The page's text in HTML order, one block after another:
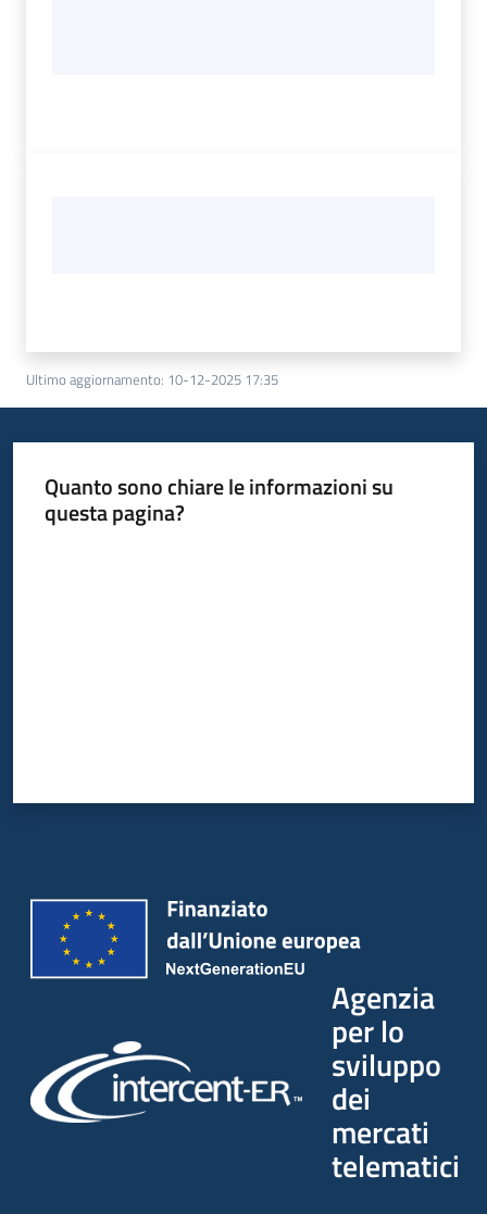
Ultimo aggiornamento: 10-12-2025 17:35
Quanto sono chiare le informazioni su
questa pagina?
Agenzia
per lo
sviluppo
dei
mercati
telematici